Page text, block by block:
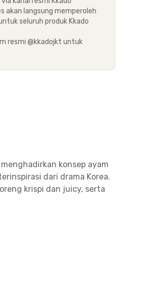
akan langsung memperoleh
seluruh produk Kkado
resmi @kkadojkt untuk
konsep ayam
dari drama Korea.
krispi dan juicy, serta